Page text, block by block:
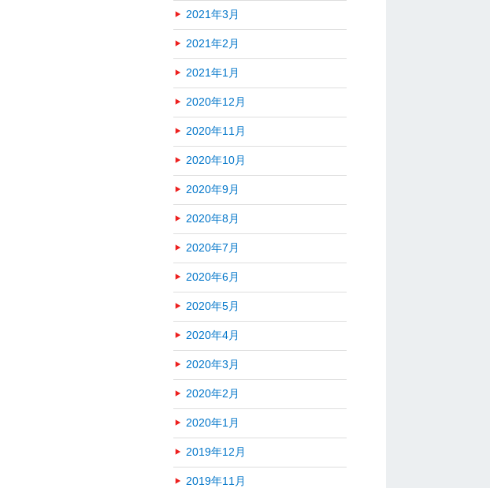
2021年3月
2021年2月
2021年1月
2020年12月
2020年11月
2020年10月
2020年9月
2020年8月
2020年7月
2020年6月
2020年5月
2020年4月
2020年3月
2020年2月
2020年1月
2019年12月
2019年11月